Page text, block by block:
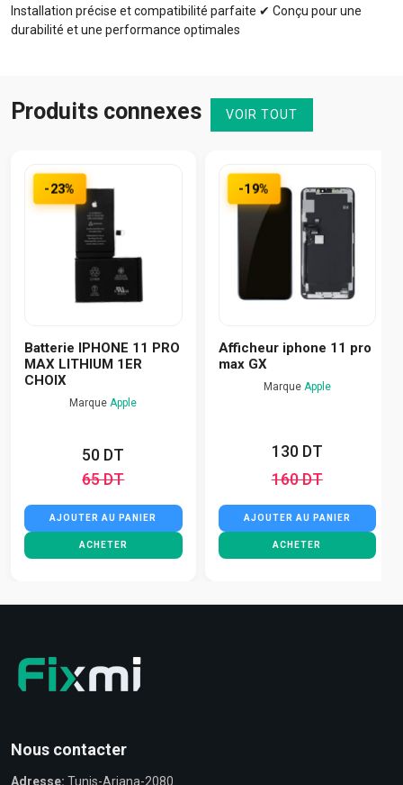
Installation précise et compatibilité parfaite ✔ Conçu pour une
durabilité et une performance optimales
Produits connexes VOIR TOUT
-23%
Batterie IPHONE 11 PRO
MAX LITHIUM 1ER
CHOIX
MarqueApple
50 DT
65 DT
AJOUTER AU PANIER
ACHETER
-19%
Afficheur iphone 11 pro
max GX
Marque Apple
130 DT
160 DT
AJOUTER AU PANIER
ACHETER
Nous contacter
Adresse: Tunis-Ariana-2080